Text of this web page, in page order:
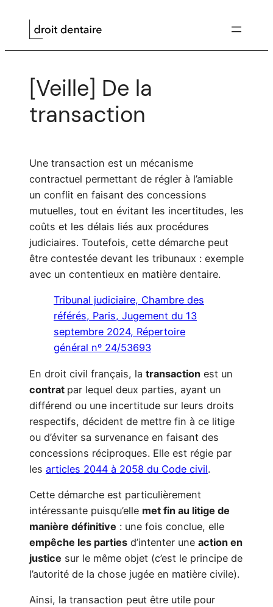
[Veille] De la
transaction
Une transaction est un mécanisme
contractuel permettant de régler à l’amiable
un conflit en faisant des concessions
mutuelles, tout en évitant les incertitudes, les
coûts et les délais liés aux procédures
judiciaires. Toutefois, cette démarche peut
être contestée devant les tribunaux : exemple
avec un contentieux en matière dentaire.
Tribunal judiciaire, Chambre des
référés, Paris, Jugement du 13
septembre 2024, Répertoire
général nº 24/53693
En droit civil français, la transaction est un
contrat par lequel deux parties, ayant un
différend ou une incertitude sur leurs droits
respectifs, décident de mettre fin à ce litige
ou d’éviter sa survenance en faisant des
concessions réciproques. Elle est régie par
les articles 2044 à 2058 du Code civil.
Cette démarche est particulièrement
intéressante puisqu’elle met fin au litige de
manière définitive : une fois conclue, elle
empêche les parties d’intenter une action en
justice sur le même objet (c’est le principe de
l’autorité de la chose jugée en matière civile).
Ainsi, la transaction peut être utile pour